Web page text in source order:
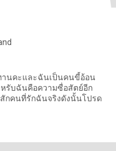
นคะและฉันเป็นคนขี้อ้อน
รับฉันคือความซื่อสัตย์อีก
กคนที่รักฉันจริงดังนั้นโปรด